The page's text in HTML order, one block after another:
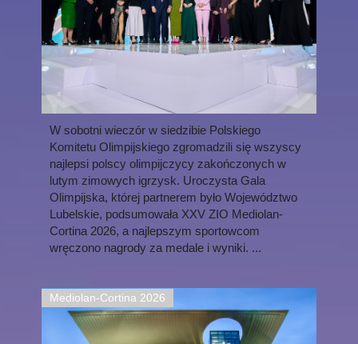
W sobotni wieczór w siedzibie Polskiego
Komitetu Olimpijskiego zgromadzili się wszyscy
najlepsi polscy olimpijczycy zakończonych w
lutym zimowych igrzysk. Uroczysta Gala
Olimpijska, której partnerem było Województwo
Lubelskie, podsumowała XXV ZIO Mediolan-
Cortina 2026, a najlepszym sportowcom
wręczono nagrody za medale i wyniki. ...
Mediolan-Cortina 2026